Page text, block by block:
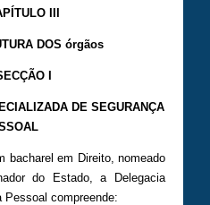
III
DOS órgãos
I
DE SEGURANÇA
bacharel em Direito, nomeado
do Estado, a Delegacia
Pessoal compreende: